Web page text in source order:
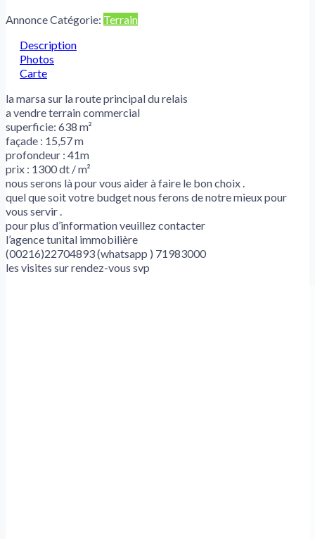
Annonce Catégorie: Terrain
Description
Photos
Carte
la marsa sur la route principal du relais
a vendre terrain commercial
superficie: 638 m²
façade : 15,57 m
profondeur : 41m
prix : 1300 dt / m²
nous serons là pour vous aider à faire le bon choix .
quel que soit votre budget nous ferons de notre mieux pour
vous servir .
pour plus d’information veuillez contacter
l’agence tunital immobilière
(00216)22704893 (whatsapp ) 71983000
les visites sur rendez-vous svp